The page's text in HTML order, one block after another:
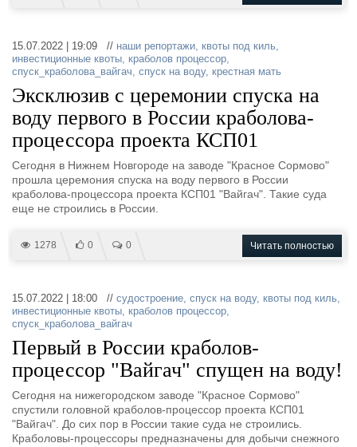
15.07.2022 | 19:09 // наши репортажи, квоты под киль,
инвестиционные квоты, краболов процессор,
спуск_краболова_вайгач, спуск на воду, крестная мать
Эксклюзив с церемонии спуска на
воду первого в России краболова-
процессора проекта КСП01
Сегодня в Нижнем Новгороде на заводе "Красное Сормово"
прошла церемония спуска на воду первого в России
краболова-процессора проекта КСП01 "Вайгач". Такие суда
еще не строились в России.
1278 0 0 Читать полностью
15.07.2022 | 18:00 // судостроение, спуск на воду, квоты под киль,
инвестиционные квоты, краболов процессор,
спуск_краболова_вайгач
Первый в России краболов-
процессор "Вайгач" спущен на воду!
Сегодня на нижегородском заводе "Красное Сормово"
спустили головной краболов-процессор проекта КСП01
"Вайгач". До сих пор в России такие суда не строились.
Краболовы-процессоры предназначены для добычи снежного